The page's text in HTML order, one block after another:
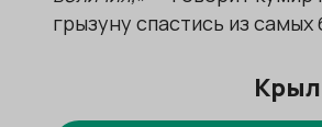
грызуну спастись из